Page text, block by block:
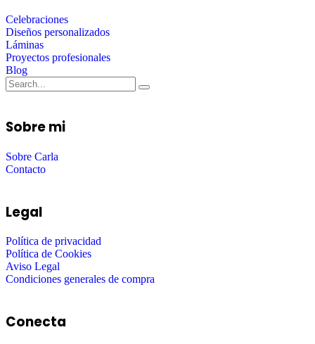
Celebraciones
Diseños personalizados
Láminas
Proyectos profesionales
Blog
Sobre mi
Sobre Carla
Contacto
Legal
Política de privacidad
Política de Cookies
Aviso Legal
Condiciones generales de compra
Conecta